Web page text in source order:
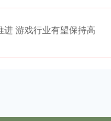
游戏行业有望保持高